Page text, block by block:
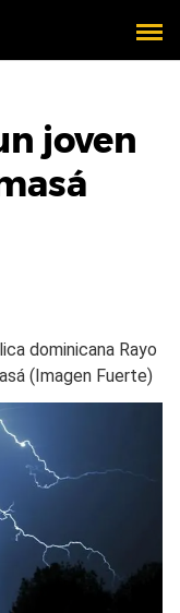
joven
dominicana Rayo
(Imagen Fuerte)